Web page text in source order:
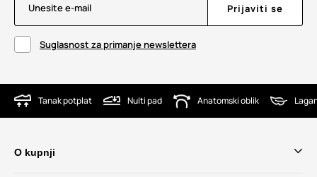
Unesite e-mail Prijaviti se
Suglasnost za primanje newslettera
Tanak potplat Nulti pad Anatomski oblik
O kupnji